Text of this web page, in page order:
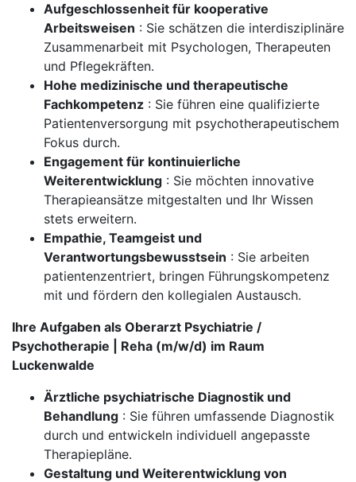
Aufgeschlossenheit für kooperative
Arbeitsweisen : Sie schätzen die interdisziplinäre
Zusammenarbeit mit Psychologen, Therapeuten
und Pflegekräften.
Hohe medizinische und therapeutische
Fachkompetenz : Sie führen eine qualifizierte
Patientenversorgung mit psychotherapeutischem
Fokus durch.
Engagement für kontinuierliche
Weiterentwicklung : Sie möchten innovative
Therapieansätze mitgestalten und Ihr Wissen
stets erweitern.
Empathie, Teamgeist und
Verantwortungsbewusstsein : Sie arbeiten
patientenzentriert, bringen Führungskompetenz
mit und fördern den kollegialen Austausch.
Ihre Aufgaben als Oberarzt Psychiatrie /
Psychotherapie | Reha (m/w/d) im Raum
Luckenwalde
Ärztliche psychiatrische Diagnostik und
Behandlung : Sie führen umfassende Diagnostik
durch und entwickeln individuell angepasste
Therapiepläne.
Gestaltung und Weiterentwicklung von